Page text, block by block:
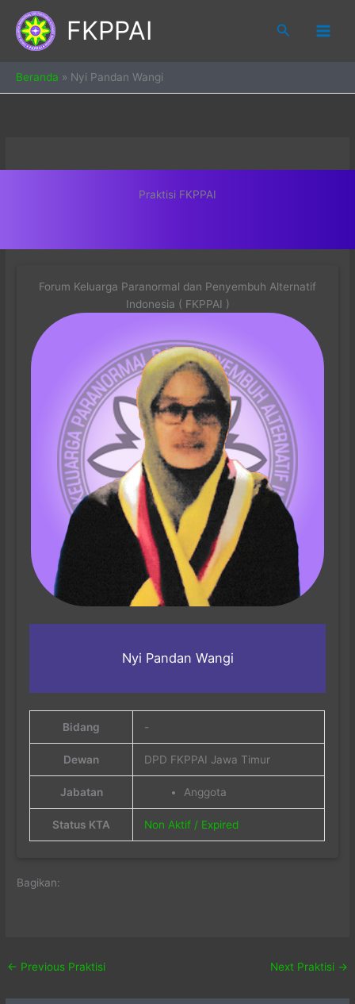
content
FKPPAI Search
Beranda » Nyi Pandan Wangi
Praktisi FKPPAI
Forum Keluarga Paranormal dan Penyembuh Alternatif
Indonesia ( FKPPAI )
Nyi Pandan Wangi
Bidang -
Dewan DPD FKPPAI Jawa Timur
Jabatan Anggota
Status KTA Non Aktif / Expired
Bagikan:
← Previous Praktisi Next Praktisi →